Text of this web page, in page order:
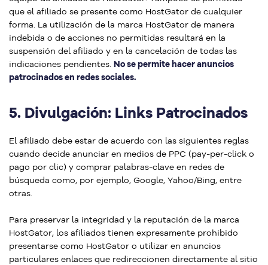
que el afiliado se presente como HostGator de cualquier
forma. La utilización de la marca HostGator de manera
indebida o de acciones no permitidas resultará en la
suspensión del afiliado y en la cancelación de todas las
indicaciones pendientes. No se permite hacer anuncios
patrocinados en redes sociales.
5. Divulgación: Links Patrocinados
El afiliado debe estar de acuerdo con las siguientes reglas
cuando decide anunciar en medios de PPC (pay-per-click o
pago por clic) y comprar palabras-clave en redes de
búsqueda como, por ejemplo, Google, Yahoo/Bing, entre
otras.
Para preservar la integridad y la reputación de la marca
HostGator, los afiliados tienen expresamente prohibido
presentarse como HostGator o utilizar en anuncios
particulares enlaces que redireccionen directamente al sitio